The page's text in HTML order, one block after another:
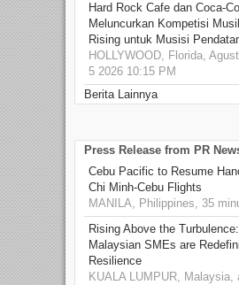
Hard Rock Cafe dan Coca-
Meluncurkan Kompetisi
Rising untuk Musisi
HOLLYWOOD, Florida,
5 2026 10:15 PM
Berita Lainnya
Press Release from PR
Cebu Pacific to Resume
Chi Minh-Cebu Flights
MANILA, Philippines, 35
Rising Above the
Malaysian SMEs are
Resilience
KUALA LUMPUR, Malaysia,